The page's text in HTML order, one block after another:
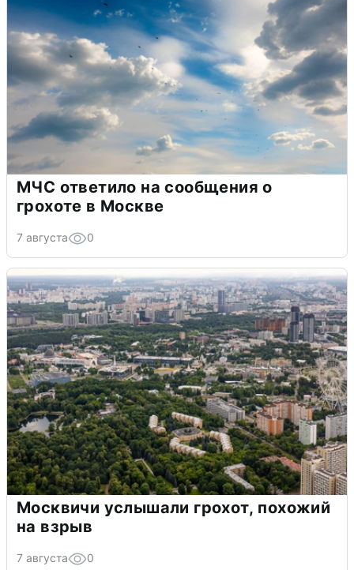
МЧС ответило на сообщения о
грохоте в Москве
7 августа 0
Москвичи услышали грохот, похожий
на взрыв
7 августа 0